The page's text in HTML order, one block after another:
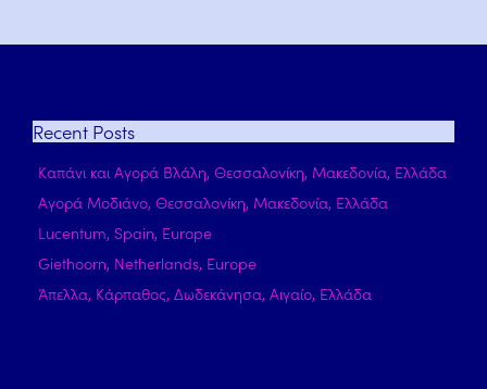
Recent Posts
Καπάνι και Αγορά Βλάλη, Θεσσαλονίκη, Μακεδονία, Ελλάδα
Αγορά Μοδιάνο, Θεσσαλονίκη, Μακεδονία, Ελλάδα
Lucentum, Spain, Europe
Giethoorn, Netherlands, Europe
Άπελλα, Κάρπαθος, Δωδεκάνησα, Αιγαίο, Ελλάδα